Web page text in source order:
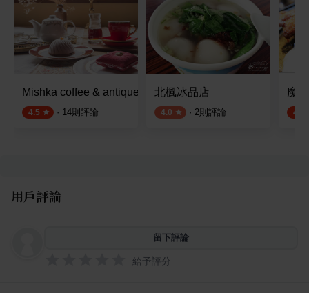
Mishka coffee & antique 咖啡 古董傢俱
4.5 · 14則評論
北楓冰品店
4.0 · 2則評論
魔
4.8
用戶評論
留下評論
給予評分